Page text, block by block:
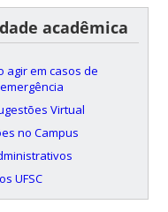
acadêmica
agir em casos de
Virtual
no Campus
UFSC